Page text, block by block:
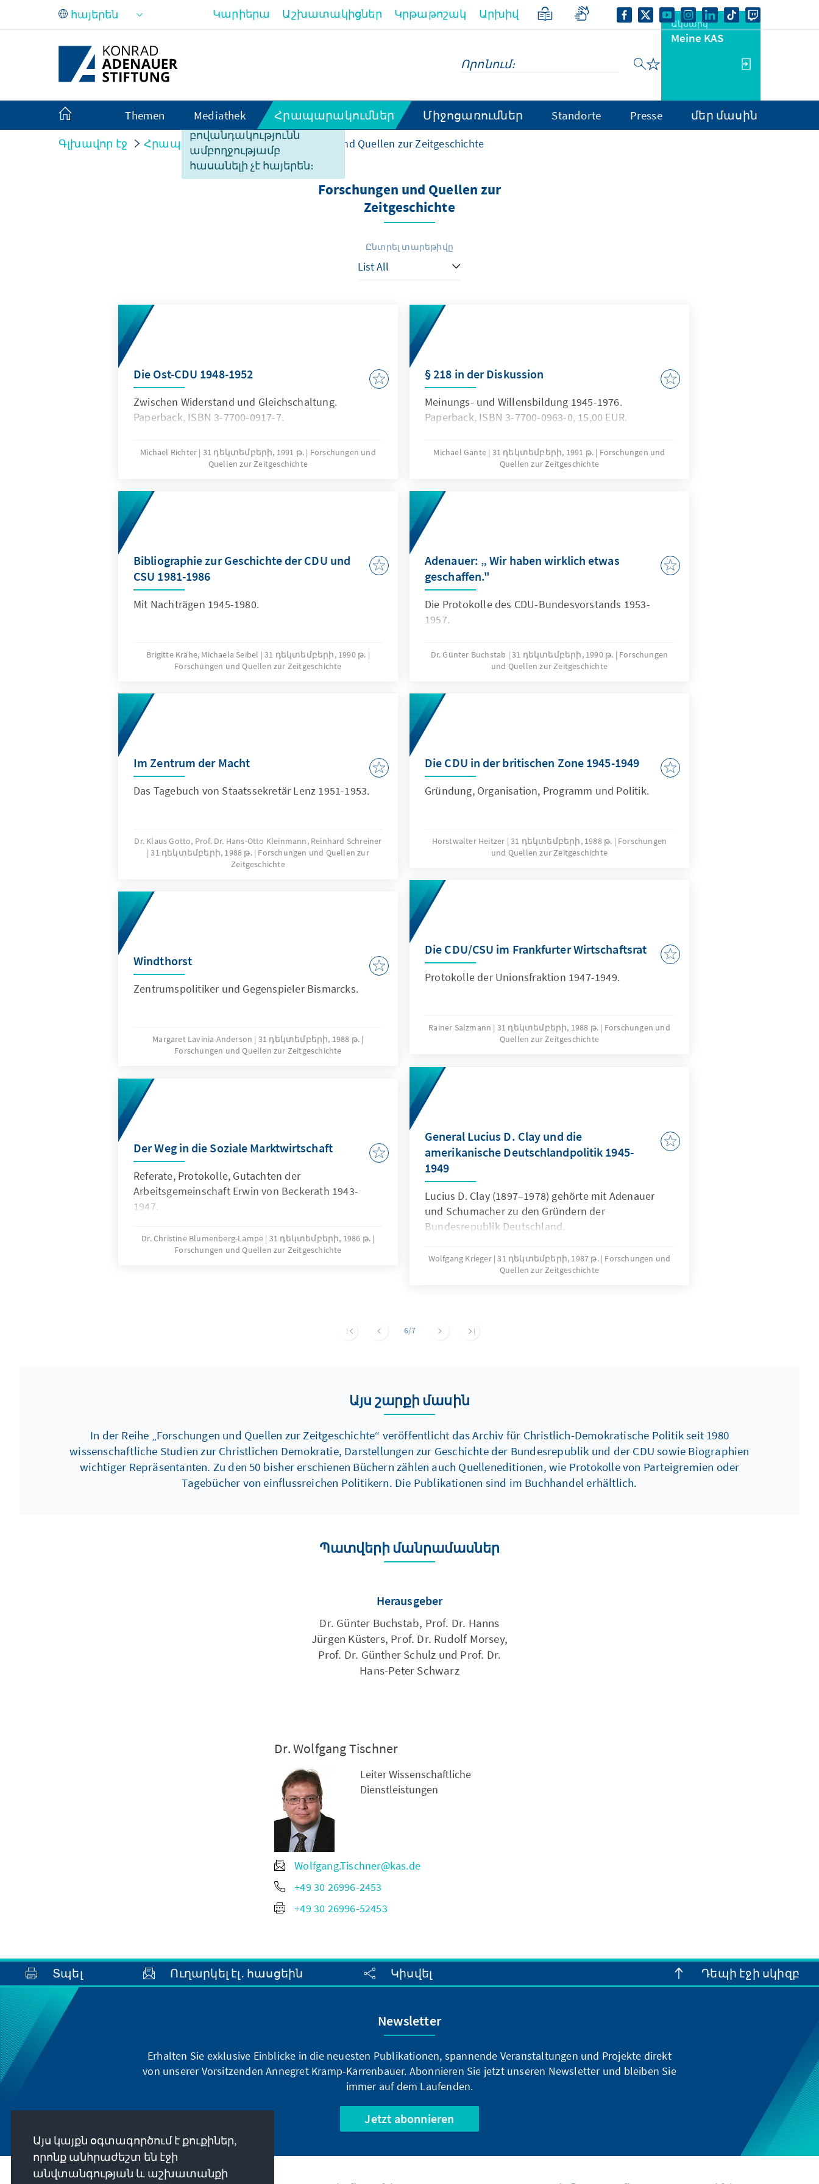
Skip to Main Content
Ցավոք, այս էջի
բովանդակությունն
ամբողջությամբ
հասանելի չէ հայերեն։
Կարիերա Աշխատակիցներ Կրթաթոշակ Արխիվ
Ակնարկ
Meine KAS
Themen Mediathek Հրապարակումներ Միջոցառումներ Standorte Presse մեր մասին
Գլխավոր էջ Հրապարակումներ Forschungen und Quellen zur Zeitgeschichte
Forschungen und Quellen zur
Zeitgeschichte
Ընտրել տարեթիվը
Die Ost-CDU 1948-1952
Zwischen Widerstand und Gleichschaltung.
Paperback, ISBN 3-7700-0917-7.
Michael Richter 31 դեկտեմբերի, 1991 թ.
Forschungen und
Quellen zur Zeitgeschichte
§ 218 in der Diskussion
Meinungs- und Willensbildung 1945-1976.
Paperback, ISBN 3-7700-0963-0, 15,00 EUR.
Michael Gante 31 դեկտեմբերի, 1991 թ.
Forschungen und
Quellen zur Zeitgeschichte
Bibliographie zur Geschichte der CDU und
CSU 1981-1986
Mit Nachträgen 1945-1980.
Brigitte Krähe, Michaela Seibel
31 դեկտեմբերի, 1990 թ.
Forschungen und Quellen zur Zeitgeschichte
Adenauer: „ Wir haben wirklich etwas
geschaffen."
Die Protokolle des CDU-Bundesvorstands 1953-
1957.
Dr. Günter Buchstab 31 դեկտեմբերի, 1990 թ.
Forschungen
und Quellen zur Zeitgeschichte
Im Zentrum der Macht
Das Tagebuch von Staatssekretär Lenz 1951-1953.
Dr. Klaus Gotto, Prof. Dr. Hans-Otto Kleinmann, Reinhard Schreiner
31 դեկտեմբերի, 1988 թ. Forschungen und Quellen zur
Zeitgeschichte
Die CDU in der britischen Zone 1945-1949
Gründung, Organisation, Programm und Politik.
Horstwalter Heitzer 31 դեկտեմբերի, 1988 թ.
Forschungen
und Quellen zur Zeitgeschichte
Die CDU/CSU im Frankfurter Wirtschaftsrat
Protokolle der Unionsfraktion 1947-1949.
Rainer Salzmann 31 դեկտեմբերի, 1988 թ.
Forschungen und
Quellen zur Zeitgeschichte
Windthorst
Zentrumspolitiker und Gegenspieler Bismarcks.
Margaret Lavinia Anderson
31 դեկտեմբերի, 1988 թ.
Forschungen und Quellen zur Zeitgeschichte
General Lucius D. Clay und die
amerikanische Deutschlandpolitik 1945-
1949
Lucius D. Clay (1897–1978) gehörte mit Adenauer
und Schumacher zu den Gründern der
Bundesrepublik Deutschland.
Wolfgang Krieger 31 դեկտեմբերի, 1987 թ. Forschungen und
Quellen zur Zeitgeschichte
Der Weg in die Soziale Marktwirtschaft
Referate, Protokolle, Gutachten der
Arbeitsgemeinschaft Erwin von Beckerath 1943-
1947.
Dr. Christine Blumenberg-Lampe 31 դեկտեմբերի, 1986 թ.
Forschungen und Quellen zur Zeitgeschichte
6/7
Այս շարքի մասին
In der Reihe „Forschungen und Quellen zur Zeitgeschichte“ veröffentlicht das Archiv für Christlich-Demokratische Politik seit 1980
wissenschaftliche Studien zur Christlichen Demokratie, Darstellungen zur Geschichte der Bundesrepublik und der CDU sowie Biographien
wichtiger Repräsentanten. Zu den 50 bisher erschienen Büchern zählen auch Quelleneditionen, wie Protokolle von Parteigremien oder
Tagebücher von einflussreichen Politikern. Die Publikationen sind im Buchhandel erhältlich.
Պատվերի մանրամասներ
Herausgeber
Dr. Günter Buchstab, Prof. Dr. Hanns
Jürgen Küsters, Prof. Dr. Rudolf Morsey,
Prof. Dr. Günther Schulz und Prof. Dr.
Hans-Peter Schwarz
Dr. Wolfgang Tischner
Leiter Wissenschaftliche
Dienstleistungen
Wolfgang.Tischner@kas.de
+49 30 26996-2453
+49 30 26996-52453
Տպել Ուղարկել էլ․ հասցեին Կիսվել Դեպի էջի սկիզբ
Newsletter
Erhalten Sie exklusive Einblicke in die neuesten Publikationen, spannende Veranstaltungen und Projekte direkt
von unserer Vorsitzenden Annegret Kramp-Karrenbauer. Abonnieren Sie jetzt unseren Newsletter und bleiben Sie
immer auf dem Laufenden.
Jetzt abonnieren
Այս կայքն օգտագործում է քուքիներ,
որոնք անհրաժեշտ են էջի
անվտանգության և աշխատանքի